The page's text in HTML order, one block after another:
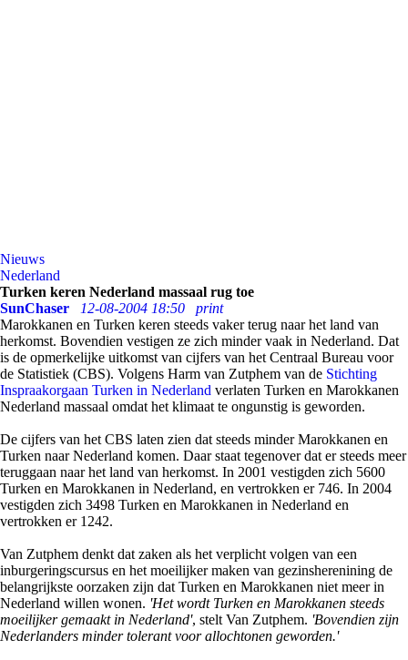
Nieuws
Nederland
Turken keren Nederland massaal rug toe
SunChaser
12-08-2004 18:50
print
Marokkanen en Turken keren steeds vaker terug naar het land van
herkomst. Bovendien vestigen ze zich minder vaak in Nederland. Dat
is de opmerkelijke uitkomst van cijfers van het Centraal Bureau voor
de Statistiek (CBS). Volgens Harm van Zutphem van de Stichting
Inspraakorgaan Turken in Nederland verlaten Turken en Marokkanen
Nederland massaal omdat het klimaat te ongunstig is geworden.
De cijfers van het CBS laten zien dat steeds minder Marokkanen en
Turken naar Nederland komen. Daar staat tegenover dat er steeds meer
teruggaan naar het land van herkomst. In 2001 vestigden zich 5600
Turken en Marokkanen in Nederland, en vertrokken er 746. In 2004
vestigden zich 3498 Turken en Marokkanen in Nederland en
vertrokken er 1242.
Van Zutphem denkt dat zaken als het verplicht volgen van een
inburgeringscursus en het moeilijker maken van gezinsherenining de
belangrijkste oorzaken zijn dat Turken en Marokkanen niet meer in
Nederland willen wonen. 'Het wordt Turken en Marokkanen steeds
moeilijker gemaakt in Nederland', stelt Van Zutphem. 'Bovendien zijn
Nederlanders minder tolerant voor allochtonen geworden.'